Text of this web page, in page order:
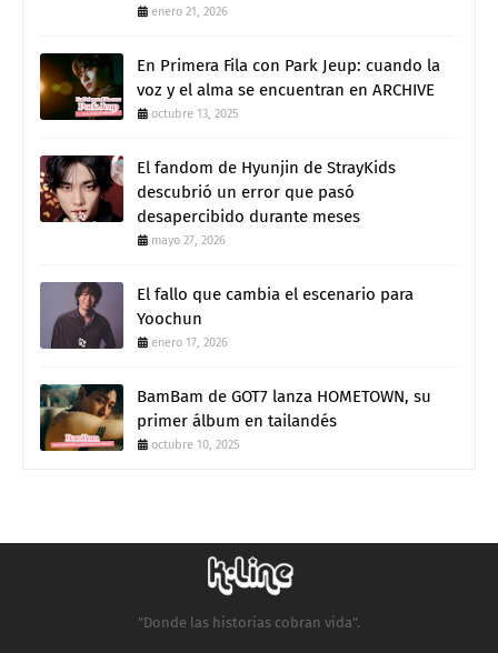
enero 21, 2026
En Primera Fila con Park Jeup: cuando la
voz y el alma se encuentran en ARCHIVE
octubre 13, 2025
El fandom de Hyunjin de StrayKids
descubrió un error que pasó
desapercibido durante meses
mayo 27, 2026
El fallo que cambia el escenario para
Yoochun
enero 17, 2026
BamBam de GOT7 lanza HOMETOWN, su
primer álbum en tailandés
octubre 10, 2025
"Donde las historias cobran vida".